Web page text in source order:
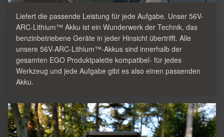
Liefert die passende Leistung für jede Aufgabe. Unser 56V-
ARC-Lithium™ Akku ist ein Wunderwerk der Technik, das
benzinbetriebene Geräte in jeder Hinsicht übertrifft. Alle
unsere 56V-ARC-Lithium™-Akkus sind innerhalb der
gesamten EGO Produktpalette kompatibel- für jedes
Werkzeug und jede Aufgabe gibt es also einen passenden
Akku.